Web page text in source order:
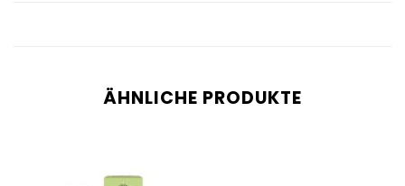
ÄHNLICHE PRODUKTE